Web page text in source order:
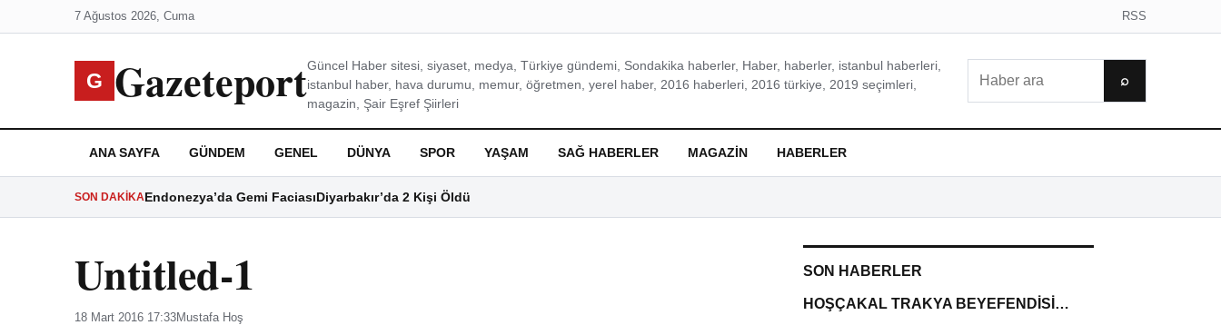
7 Ağustos 2026, Cuma RSS
G GazeteportGüncel Haber sitesi, siyaset, medya, Türkiye gündemi, Sondakika haberler, Haber, haberler, istanbul haberleri,
istanbul haber, hava durumu, memur, öğretmen, yerel haber, 2016 haberleri, 2016 türkiye, 2019 seçimleri,
magazin, Şair Eşref Şiirleri
⌕
ANA SAYFA GÜNDEM GENEL DÜNYA SPOR YAŞAM SAĞ HABERLER MAGAZIN HABERLER
SON DAKIKAEndonezya’da Gemi FaciasıDiyarbakır’da 2 Kişi Öldü
Untitled-1
18 Mart 2016 17:33Mustafa Hoş
SON HABERLER
HOŞÇAKAL TRAKYA BEYEFENDİSİ…